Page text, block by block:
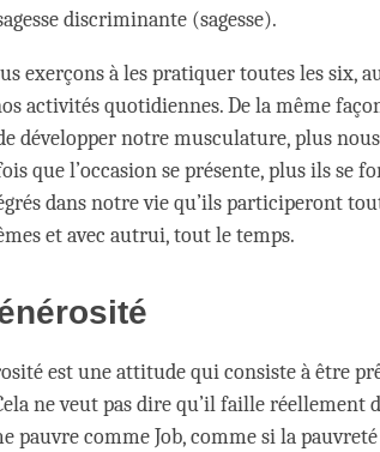
discriminante (sagesse).
exerçons à les pratiquer toutes les six,
activités quotidiennes. De la même
développer notre musculature, plus
que l’occasion se présente, plus ils
dans notre vie qu’ils participeront
et avec autrui, tout le temps.
est une attitude qui consiste à être
ne veut pas dire qu’il faille
pauvre comme Job, comme si la